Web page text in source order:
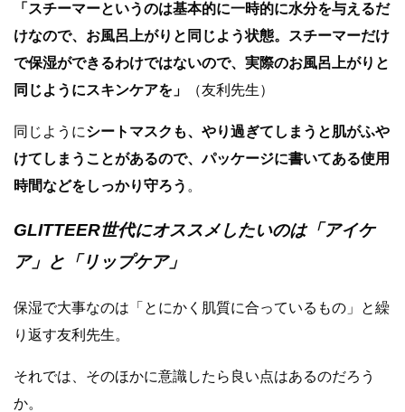
「スチーマーというのは基本的に一時的に水分を与えるだ
けなので、お風呂上がりと同じよう状態。スチーマーだけ
で保湿ができるわけではないので、実際のお風呂上がりと
同じようにスキンケアを」
（友利先生）
同じようにシートマスクも、やり過ぎてしまうと肌がふや
けてしまうことがあるので、パッケージに書いてある使用
時間などをしっかり守ろう 。
GLITTEER世代にオススメしたいのは「アイケ
ア」と「リップケア」
保湿で大事なのは「とにかく肌質に合っているもの」と繰
り返す友利先生。
それでは、そのほかに意識したら良い点はあるのだろう
か。